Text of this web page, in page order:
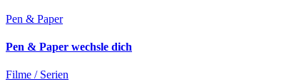
Pen & Paper
Pen & Paper wechsle dich
Filme / Serien